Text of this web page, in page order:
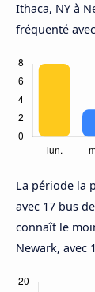
Ithaca, NY à
fréquenté
La période la
avec 17 bus
connaît le
Newark, avec